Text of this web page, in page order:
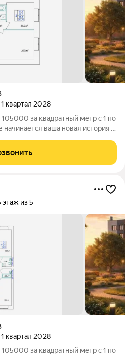
1 квартал 2028
за квадратный метр с 1 по
ваша новая история 1.
дом на 49 квартир,
этаж из 5
1 квартал 2028
за квадратный метр с 1 по